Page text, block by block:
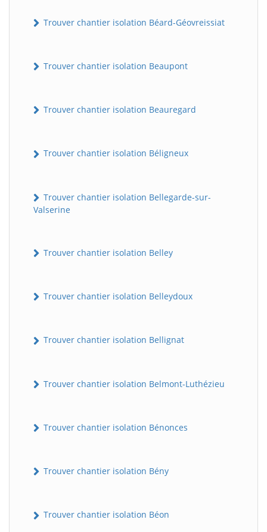
Trouver chantier isolation Béard-Géovreissiat
Trouver chantier isolation Beaupont
Trouver chantier isolation Beauregard
Trouver chantier isolation Béligneux
Trouver chantier isolation Bellegarde-sur-
Valserine
Trouver chantier isolation Belley
Trouver chantier isolation Belleydoux
Trouver chantier isolation Bellignat
Trouver chantier isolation Belmont-Luthézieu
Trouver chantier isolation Bénonces
Trouver chantier isolation Bény
Trouver chantier isolation Béon